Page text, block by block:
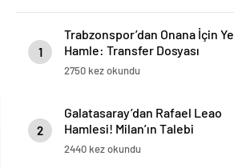
1
Trabzonspor’dan Onana İçin
Hamle: Transfer Dosyası
Yeniden Açıldı
2750 kez okundu
2
Galatasaray’dan Rafael Leao
Hamlesi! Milan’ın Talebi
Transferde Dengeleri Değiştirdi
2440 kez okundu